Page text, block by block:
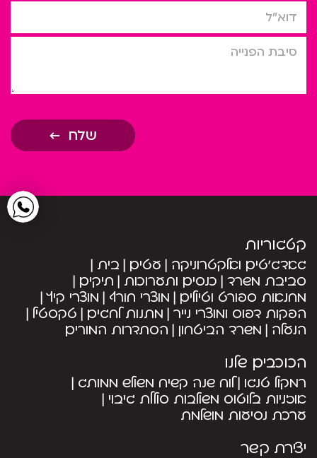
דוא”ל
סיבת הפניה
שלח
קטגוריות
גאדג’טים ואלקטרוניקה עטים בית
סביבת משרד כנסים ותערוכות תיקים
מחנאות ספורט וטיולים מוצרי חורף מוצרי קיץ
הפקות דפוס ומוצרי נייר מתנות לחגים טקסטיל
הנעלה משרד הביטחון הסתדרות המורים
הכוכבים שלנו
רמקול טנגו לוח שנה קשיח משולש ממותג
אוזניות בלוטוס משולבות סוללת גיבוי
ערכת נסיעות מושלמת
יצירת קשר